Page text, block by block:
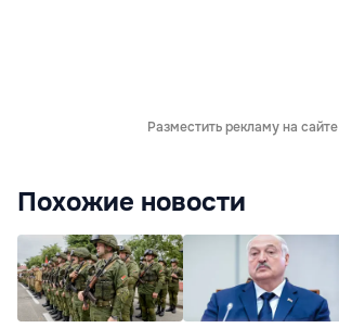
Разместить рекламу на сайте
Похожие новости